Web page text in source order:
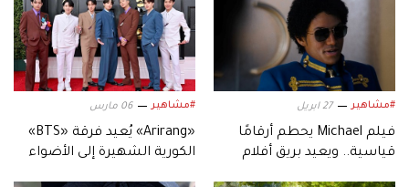
#مشاهير 27 ابريل
فيلم Michael يحطم أرقامًا
قياسية.. ويعيد بريق أفلام
#مشاهير 06 مارس
«Arirang» يُعيد فرقة «BTS»
الكورية الشهيرة إلى الأضواء